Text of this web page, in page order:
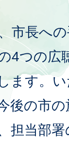
市長へ
4つの広
ます。
後の市
担当部